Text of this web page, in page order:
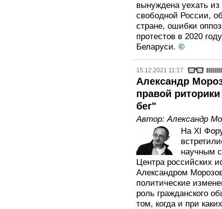
вынуждена уехать
свободной России,
стране, ошибки
протестов в 2020
Беларуси. ©
15.12.2021 11:17
Александр
правой
бег"
Автор:Александр
На XI
научным
Центра российских
Александром
политические
роль гражданского
том, когда и при